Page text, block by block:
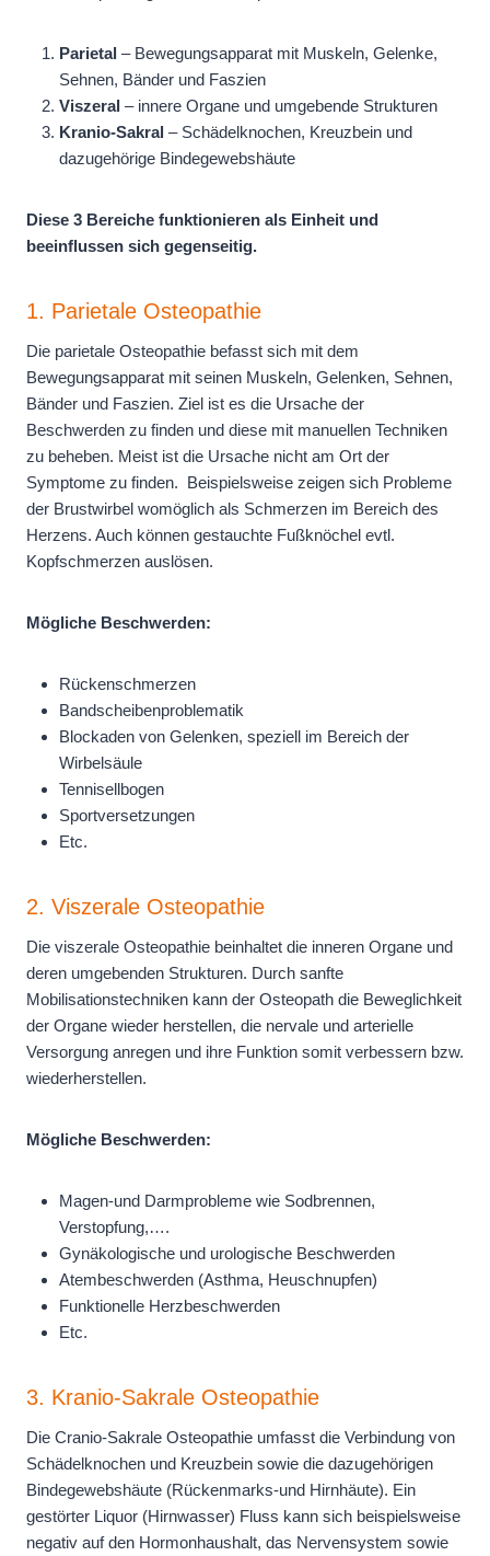
Parietal – Bewegungsapparat mit Muskeln, Gelenke,
Sehnen, Bänder und Faszien
Viszeral – innere Organe und umgebende Strukturen
Kranio-Sakral – Schädelknochen, Kreuzbein und
dazugehörige Bindegewebshäute
Diese 3 Bereiche funktionieren als Einheit und
beeinflussen sich gegenseitig.
1. Parietale Osteopathie
Die parietale Osteopathie befasst sich mit dem
Bewegungsapparat mit seinen Muskeln, Gelenken, Sehnen,
Bänder und Faszien. Ziel ist es die Ursache der
Beschwerden zu finden und diese mit manuellen Techniken
zu beheben. Meist ist die Ursache nicht am Ort der
Symptome zu finden. Beispielsweise zeigen sich Probleme
der Brustwirbel womöglich als Schmerzen im Bereich des
Herzens. Auch können gestauchte Fußknöchel evtl.
Kopfschmerzen auslösen.
Mögliche Beschwerden:
Rückenschmerzen
Bandscheibenproblematik
Blockaden von Gelenken, speziell im Bereich der
Wirbelsäule
Tennisellbogen
Sportversetzungen
Etc.
2. Viszerale Osteopathie
Die viszerale Osteopathie beinhaltet die inneren Organe und
deren umgebenden Strukturen. Durch sanfte
Mobilisationstechniken kann der Osteopath die Beweglichkeit
der Organe wieder herstellen, die nervale und arterielle
Versorgung anregen und ihre Funktion somit verbessern bzw.
wiederherstellen.
Mögliche Beschwerden:
Magen-und Darmprobleme wie Sodbrennen,
Verstopfung,….
Gynäkologische und urologische Beschwerden
Atembeschwerden (Asthma, Heuschnupfen)
Funktionelle Herzbeschwerden
Etc.
3. Kranio-Sakrale Osteopathie
Die Cranio-Sakrale Osteopathie umfasst die Verbindung von
Schädelknochen und Kreuzbein sowie die dazugehörigen
Bindegewebshäute (Rückenmarks-und Hirnhäute). Ein
gestörter Liquor (Hirnwasser) Fluss kann sich beispielsweise
negativ auf den Hormonhaushalt, das Nervensystem sowie